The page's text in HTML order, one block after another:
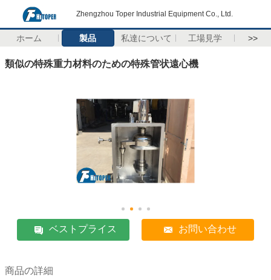
Zhengzhou Toper Industrial Equipment Co., Ltd.
ホーム 製品 私達について 工場見学 >>
類似の特殊重力材料のための特殊管状遠心機
ベストプライス お問い合わせ
商品の詳細